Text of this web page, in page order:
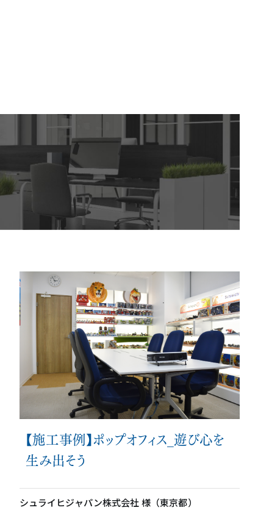
会員ログイン
NEWS 新着情報
COLUMN コラム
FAQ よくあるご質問
【施工事例】ポップオフィス_遊び心を
生み出そう
シュライヒジャパン株式会社 様（東京都）